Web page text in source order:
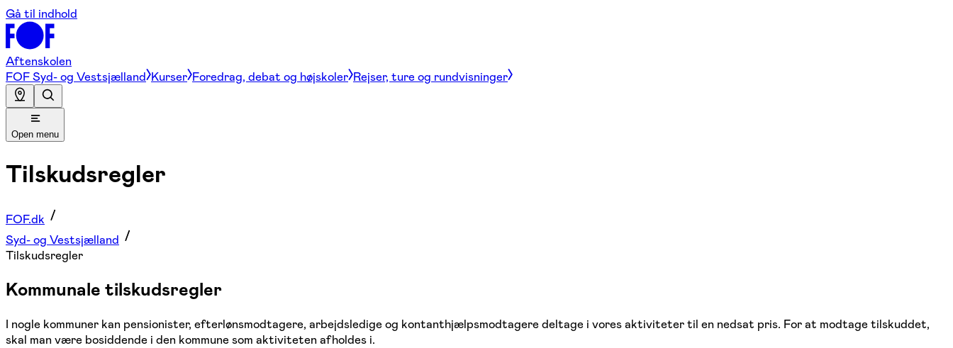
Gå til indhold
Aftenskolen
FOF Syd- og Vestsjælland Kurser Foredrag, debat og højskoler Rejser, ture og rundvisninger
Open menu
Tilskudsregler
FOF.dk
Syd- og Vestsjælland
Tilskudsregler
Kommunale tilskudsregler
I nogle kommuner kan pensionister, efterlønsmodtagere, arbejdsledige og kontanthjælpsmodtagere deltage i vores aktiviteter til en nedsat pris. For at modtage tilskuddet,
skal man være bosiddende i den kommune som aktiviteten afholdes i.